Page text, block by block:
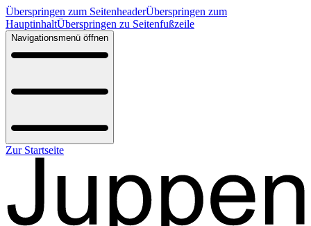
Überspringen zum SeitenheaderÜberspringen zum
HauptinhaltÜberspringen zu Seitenfußzeile
Navigationsmenü öffnen
Zur Startseite